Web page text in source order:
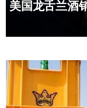
美国龙舌兰酒